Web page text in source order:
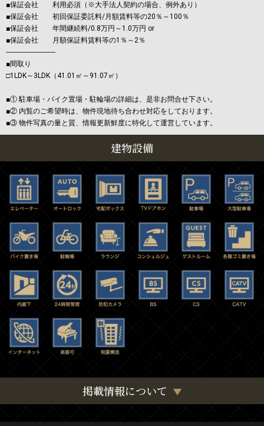
■保証会社 利用必須（※大手法人契約の場合、例外あり）
■保証会社 初回保証委託料/月額賃料等の20％～100％
■保証会社 年間継続料/0.8万円～1.0万円 or
■保証会社 月額保証料賃料等の1％～2％
―――――――
■間取り
□1LDK～3LDK（41.01㎡～91.07㎡）
■① 駐車場・バイク置場・駐輪場の詳細は、是非お問合せ下さい。
■② 内覧のご希望時は、物件現地待ち合わせ対応をしております。
■③ 物件写真の量と質、情報更新鮮度に特化して運営しています。
建物設備
掲載情報について